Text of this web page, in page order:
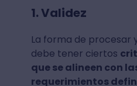
1. Validez
La forma de procesar
debe tener ciertos
que se alineen con
requerimientos